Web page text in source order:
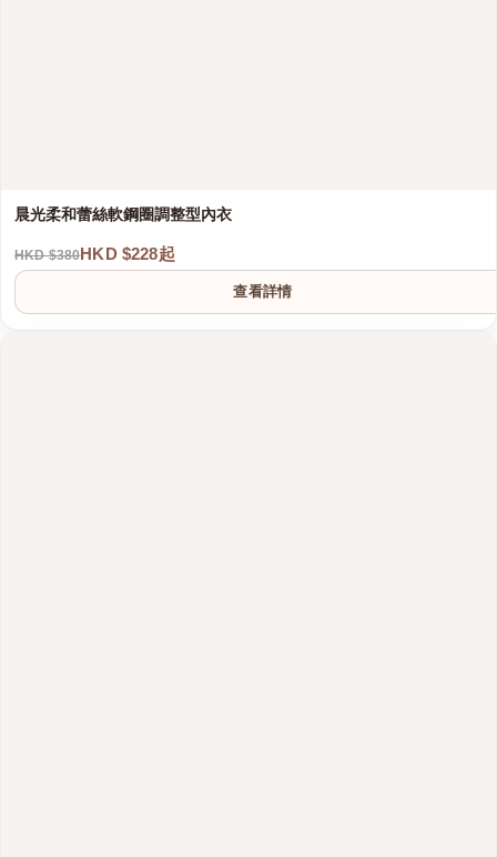
晨光柔和蕾絲軟鋼圈調整型內衣
HKD $380HKD $228起
查看詳情